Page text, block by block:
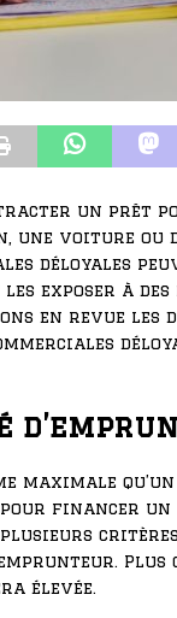
un prêt
une voiture
déloyales
les exposer à
en revue les
maximale
financer
Plus
élevée.